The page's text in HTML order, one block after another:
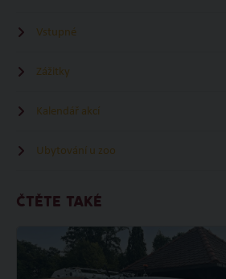
Vstupné
Zážitky
Kalendář akcí
Ubytování u zoo
ČTĚTE TAKÉ